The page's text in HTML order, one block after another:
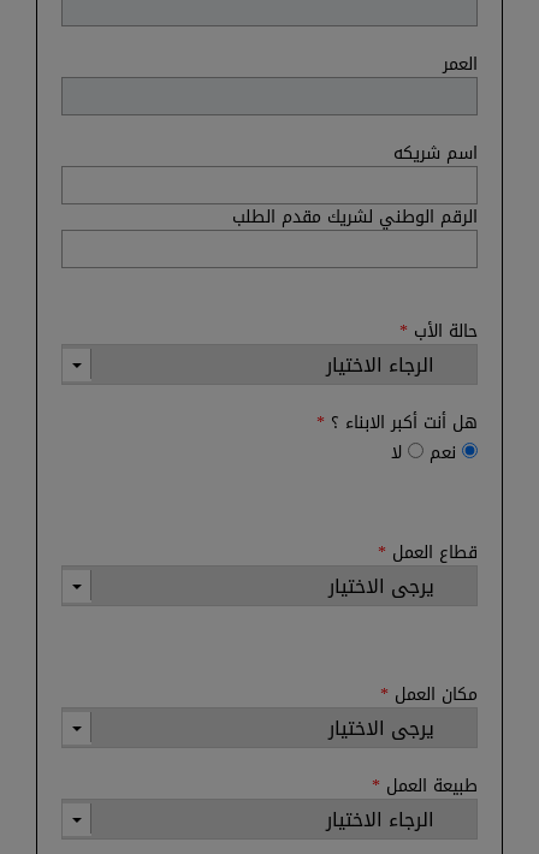
العمر
اسم شريكه
الرقم الوطني لشريك مقدم الطلب
حالة الأب *
هل أنت أكبر الابناء ؟ *
نعم
لا
قطاع العمل *
مكان العمل *
طبيعة العمل *